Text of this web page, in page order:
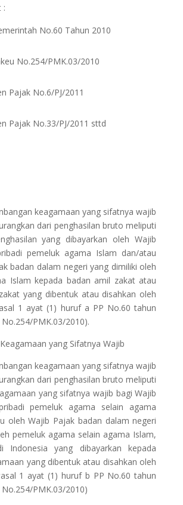
:
No.60 Tahun 2010
No.254/PMK.03/2010
Pajak No.6/PJ/2011
Pajak No.33/PJ/2011 sttd
keagamaan yang sifatnya wajib
dari penghasilan bruto meliputi
yang dibayarkan oleh Wajib
pemeluk agama Islam dan/atau
badan dalam negeri yang dimiliki oleh
Islam kepada badan amil zakat atau
yang dibentuk atau disahkan oleh
1 ayat (1) huruf a PP No.60 tahun
PMK.03/2010).
yang Sifatnya Wajib
keagamaan yang sifatnya wajib
dari penghasilan bruto meliputi
yang sifatnya wajib bagi Wajib
pemeluk agama selain agama
oleh Wajib Pajak badan dalam negeri
pemeluk agama selain agama Islam,
Indonesia yang dibayarkan kepada
yang dibentuk atau disahkan oleh
1 ayat (1) huruf b PP No.60 tahun
PMK.03/2010)